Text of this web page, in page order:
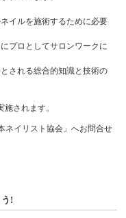
イルを施術するために必要
プロとしてサロンワークに
される総合的知識と技術の
されます。
ネイリスト協会」へお問合せ
!